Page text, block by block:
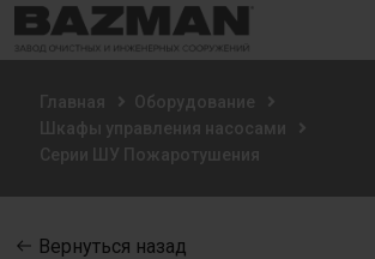
Главная
Оборудование
Шкафы управления насосами
Серии ШУ Пожаротушения
Вернуться назад